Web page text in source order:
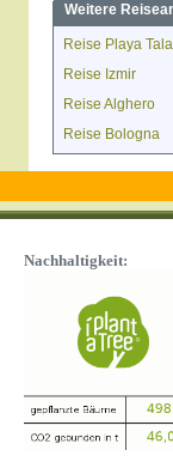
Weitere
Reise Playa
Reise Izmir
Reise Alghero
Reise Bologna
Nachhaltigkeit: